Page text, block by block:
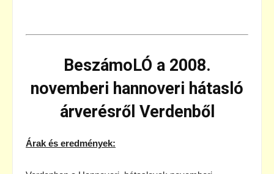
BeszámoLÓ a 2008.
novemberi hannoveri hátasló
árverésről Verdenből
Árak és eredmények: